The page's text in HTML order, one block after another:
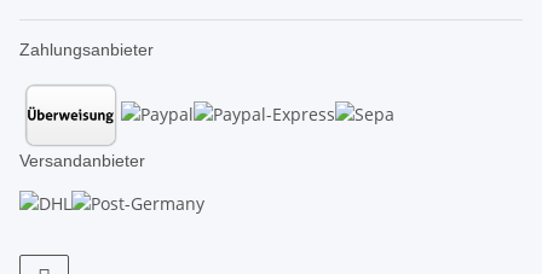
Zahlungsanbieter
Versandanbieter